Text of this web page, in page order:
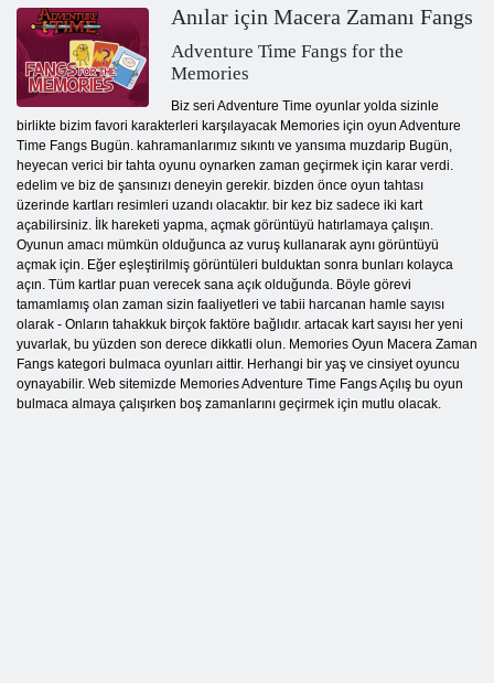
Anılar için Macera Zamanı Fangs
Adventure Time Fangs for the
Memories
Biz seri Adventure Time oyunlar yolda sizinle
birlikte bizim favori karakterleri karşılayacak Memories için oyun Adventure
Time Fangs Bugün. kahramanlarımız sıkıntı ve yansıma muzdarip Bugün,
heyecan verici bir tahta oyunu oynarken zaman geçirmek için karar verdi.
edelim ve biz de şansınızı deneyin gerekir. bizden önce oyun tahtası
üzerinde kartları resimleri uzandı olacaktır. bir kez biz sadece iki kart
açabilirsiniz. İlk hareketi yapma, açmak görüntüyü hatırlamaya çalışın.
Oyunun amacı mümkün olduğunca az vuruş kullanarak aynı görüntüyü
açmak için. Eğer eşleştirilmiş görüntüleri bulduktan sonra bunları kolayca
açın. Tüm kartlar puan verecek sana açık olduğunda. Böyle görevi
tamamlamış olan zaman sizin faaliyetleri ve tabii harcanan hamle sayısı
olarak - Onların tahakkuk birçok faktöre bağlıdır. artacak kart sayısı her yeni
yuvarlak, bu yüzden son derece dikkatli olun. Memories Oyun Macera Zaman
Fangs kategori bulmaca oyunları aittir. Herhangi bir yaş ve cinsiyet oyuncu
oynayabilir. Web sitemizde Memories Adventure Time Fangs Açılış bu oyun
bulmaca almaya çalışırken boş zamanlarını geçirmek için mutlu olacak.